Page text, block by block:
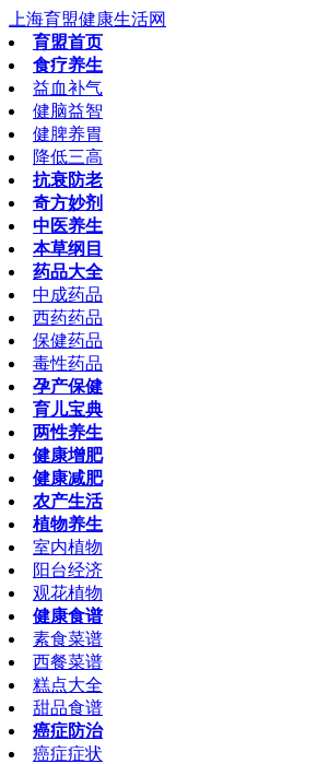
上海育盟健康生活网
育盟首页
食疗养生
益血补气
健脑益智
健脾养胃
降低三高
抗衰防老
奇方妙剂
中医养生
本草纲目
药品大全
中成药品
西药药品
保健药品
毒性药品
孕产保健
育儿宝典
两性养生
健康增肥
健康减肥
农产生活
植物养生
室内植物
阳台经济
观花植物
健康食谱
素食菜谱
西餐菜谱
糕点大全
甜品食谱
癌症防治
癌症症状